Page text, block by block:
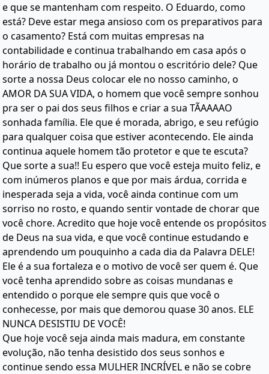
e que se mantenham com respeito. O Eduardo, como
está? Deve estar mega ansioso com os preparativos para
o casamento? Está com muitas empresas na
contabilidade e continua trabalhando em casa após o
horário de trabalho ou já montou o escritório dele? Que
sorte a nossa Deus colocar ele no nosso caminho, o
AMOR DA SUA VIDA, o homem que você sempre sonhou
pra ser o pai dos seus filhos e criar a sua TÃAAAAO
sonhada família. Ele que é morada, abrigo, e seu refúgio
para qualquer coisa que estiver acontecendo. Ele ainda
continua aquele homem tão protetor e que te escuta?
Que sorte a sua!! Eu espero que você esteja muito feliz, e
com inúmeros planos e que por mais árdua, corrida e
inesperada seja a vida, você ainda continue com um
sorriso no rosto, e quando sentir vontade de chorar que
você chore. Acredito que hoje você entende os propósitos
de Deus na sua vida, e que você continue estudando e
aprendendo um pouquinho a cada dia da Palavra DELE!
Ele é a sua fortaleza e o motivo de você ser quem é. Que
você tenha aprendido sobre as coisas mundanas e
entendido o porque ele sempre quis que você o
conhecesse, por mais que demorou quase 30 anos. ELE
NUNCA DESISTIU DE VOCÊ!
Que hoje você seja ainda mais madura, em constante
evolução, não tenha desistido dos seus sonhos e
continue sendo essa MULHER INCRÍVEL e não se cobre